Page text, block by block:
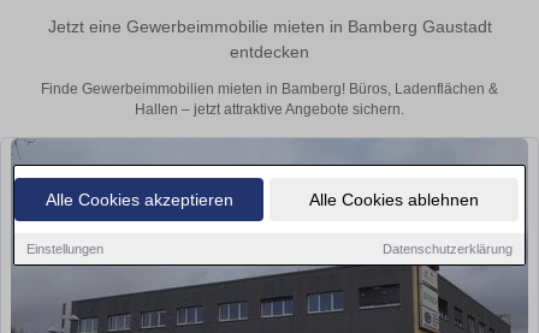
Alle Cookies akzeptieren Alle Cookies ablehnen
Einstellungen Datenschutzerklärung
Jetzt eine Gewerbeimmobilie mieten in Bamberg Gaustadt
entdecken
Finde Gewerbeimmobilien mieten in Bamberg! Büros, Ladenflächen &
Hallen – jetzt attraktive Angebote sichern.